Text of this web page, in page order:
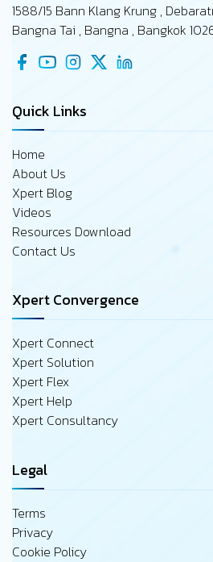
1588/15 Bann Klang Krung ,
Bangna Tai , Bangna , Bangkok
Quick Links
Home
About Us
Xpert Blog
Videos
Resources Download
Contact Us
Xpert Convergence
Xpert Connect
Xpert Solution
Xpert Flex
Xpert Help
Xpert Consultancy
Legal
Terms
Privacy
Cookie Policy